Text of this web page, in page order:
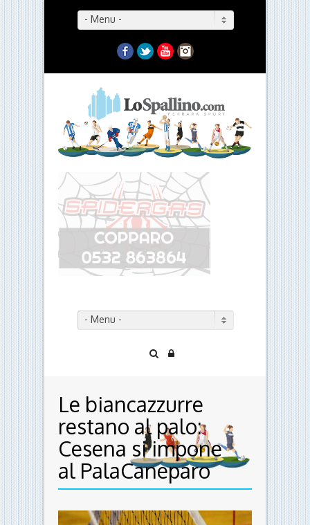
- Menu -
Facebook
TwitterYouTubeInstagram
- Menu -
Le biancazzurre
restano al palo:
Cesena si impone
al PalaCaneparo